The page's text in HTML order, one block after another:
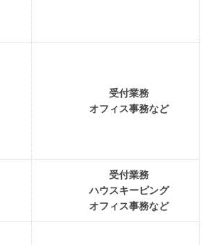
受付業務
オフィス事務など
受付業務
ハウスキーピング
オフィス事務など